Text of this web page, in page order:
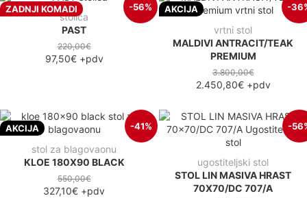
ZADNJI KOMADI -56%
stolica
PAST
220,00€
97,50€+pdv
AKCIJA -
vrtni stol
MALDIVI ANTRACIT/TEAK
PREMIUM
3.800,00€
2.450,80€+pdv
AKCIJA -41%
stol za blagovaonu
KLOE 180X90 BLACK
550,00€
327,10€ +pdv
-
ugostiteljski stol
STOL LIN MASIVA HRAST
70X70/DC 707/A